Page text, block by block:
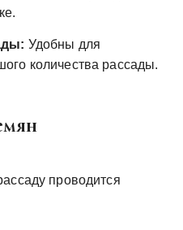
Удобны для
количества рассады.
проводится